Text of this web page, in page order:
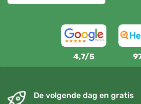
4,7/5
De volgende dag en gratis